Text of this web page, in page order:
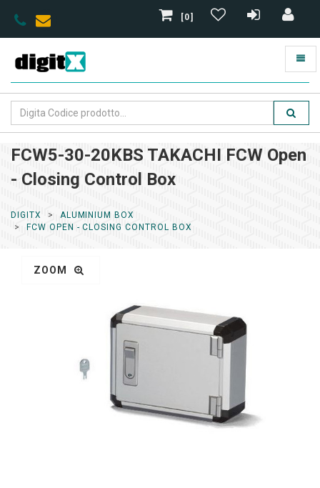
[0]
FCW5-30-20KBS TAKACHI FCW Open
- Closing Control Box
DIGITX
ALUMINIUM BOX
FCW OPEN - CLOSING CONTROL BOX
ZOOM